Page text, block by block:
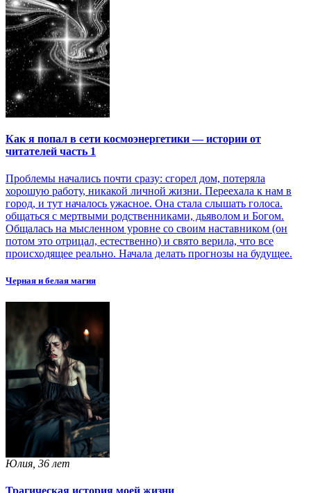
Как я попал в сети космоэнергетики — истории от
читателей часть 1
Проблемы начались почти сразу: сгорел дом, потеряла
хорошую работу, никакой личной жизни. Переехала к нам в
город, и тут началось ужасное. Она стала слышать голоса.
общаться с мертвыми родственниками, дьяволом и Богом.
Общалась на мысленном уровне со своим наставником (он
потом это отрицал, естественно) и свято верила, что все
происходящее реально. Начала делать прогнозы на будущее.
Черная и белая магия
Юлия, 36 лет
Трагическая история моей жизни